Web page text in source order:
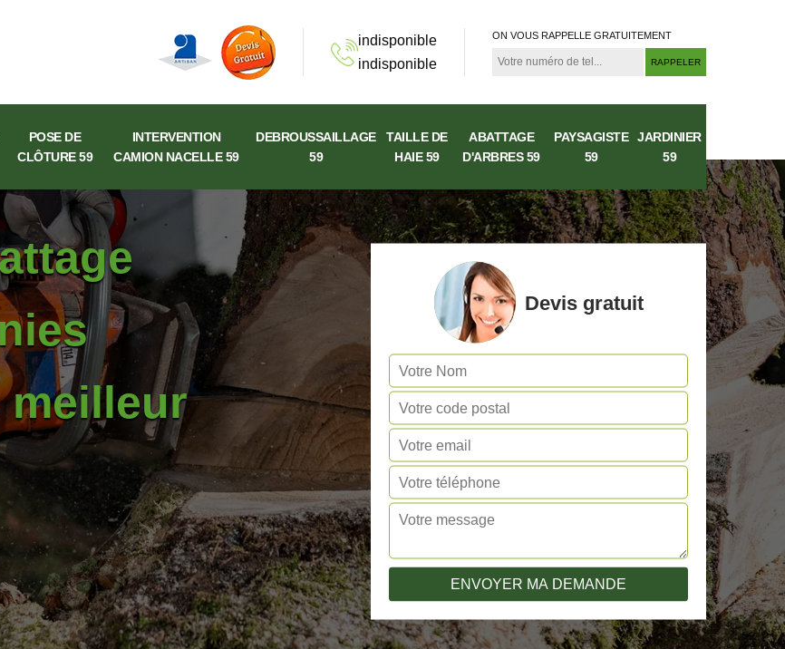
indisponible
indisponible
ON VOUS RAPPELLE GRATUITEMENT
POSE DE
CLÔTURE 59
INTERVENTION
CAMION NACELLE 59
DEBROUSSAILLAGE
59
TAILLE DE
HAIE 59
ABATTAGE
D'ARBRES 59
PAYSAGISTE
59
JARDINIER
59
meilleur
Devis gratuit